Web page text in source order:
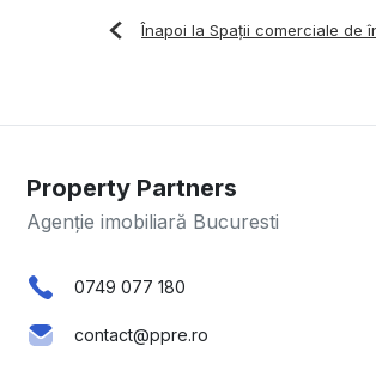
Înapoi la Spații comerciale de
Property Partners
Agenție imobiliară Bucuresti
0749 077 180
contact@ppre.ro